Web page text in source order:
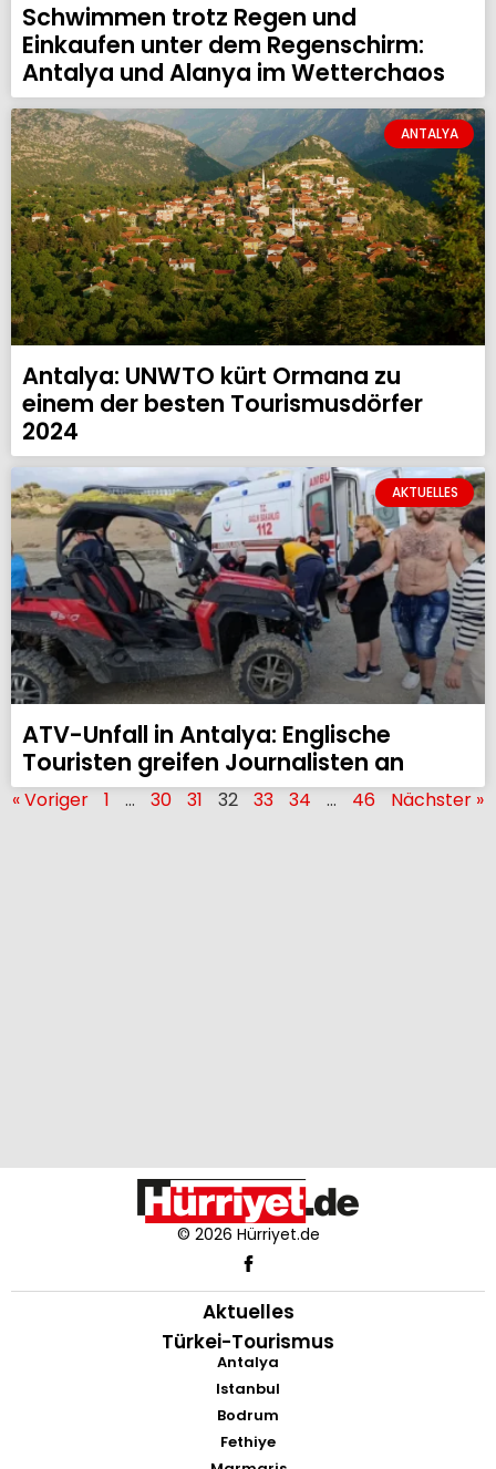
Schwimmen trotz Regen und
Einkaufen unter dem Regenschirm:
Antalya und Alanya im Wetterchaos
ANTALYA
Antalya: UNWTO kürt Ormana zu
einem der besten Tourismusdörfer
2024
AKTUELLES
ATV-Unfall in Antalya: Englische
Touristen greifen Journalisten an
« Voriger 1 … 30 31 32 33 34 … 46 Nächster »
© 2026 Hürriyet.de
Aktuelles
Türkei-Tourismus
Antalya
Istanbul
Bodrum
Fethiye